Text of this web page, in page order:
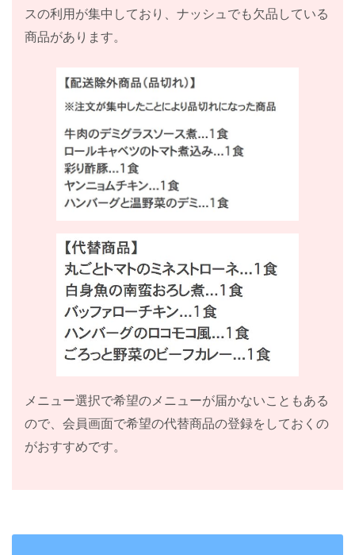
スの利用が集中しており、ナッシュでも欠品している
商品があります。
メニュー選択で希望のメニューが届かないこともある
ので、会員画面で希望の代替商品の登録をしておくの
がおすすめです。